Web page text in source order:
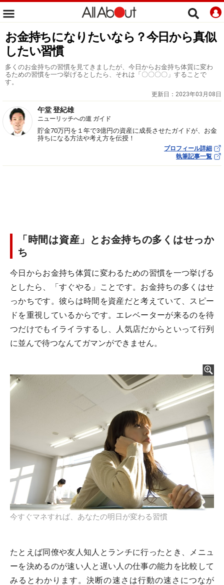
お金持ちになりたいなら？今日から真似
したい習慣
多くのお金持ちの習慣を見てきましたが、今日からお金持ち体質に変わ
るための習慣を一つ挙げるとしたら、それは「〇〇〇〇」することで
す。
更新日： 2023年03月08日
午堂 登紀雄
ニューリッチへの道 ガイド
貯金70万円を１年で3億円の資産に成長させたガイドが、お金
持ちになる方法や考え方を伝授！
プロフィール詳細
執筆記事一覧
「時間は資産」とお金持ちの多くはせっか
ち
今日からお金持ち体質に変わるための習慣を一つ挙げる
としたら、「すぐやる」ことです。お金持ちの多くはせ
っかちです。彼らは時間を資産だと考えていて、スピー
ドを重視しているからです。エレベーターが来るのを待
つだけでもイライラするし、人気店だからといって行列
に並んで待つなんてガマンができません。
今すぐマネすれば、あなたの明日が変わる習慣
たとえば同僚や友人知人とランチに行ったとき、メニュ
ーを決めるのが速い人と遅い人の仕事の能力を比較して
みるとわかります。決断の速さは行動の速さにつなが